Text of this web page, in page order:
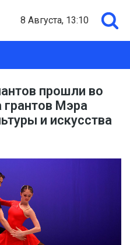
8 Августа, 13:10
прошли во
грантов Мэра
и искусства